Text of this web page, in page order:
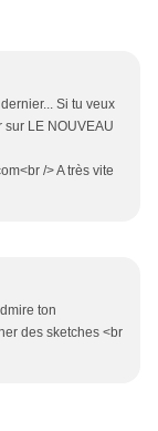
Si tu veux
LE NOUVEAU
/> A très vite
ton
des sketches <br